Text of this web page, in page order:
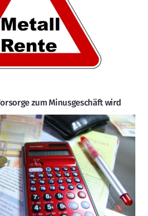
zum Minusgeschäft wird